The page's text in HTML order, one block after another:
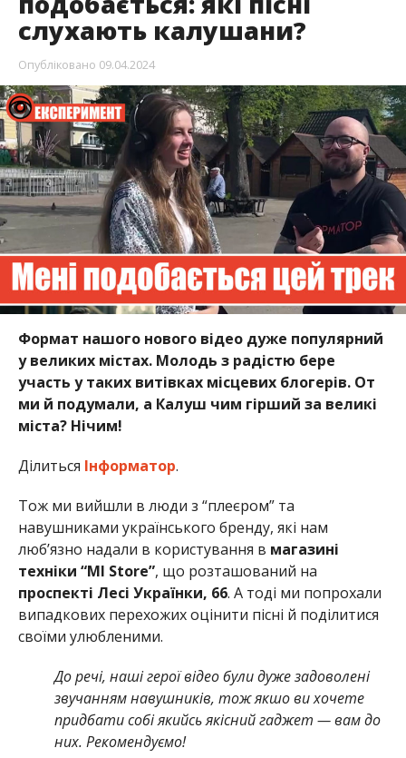
слухають калушани?
Опубліковано 09.04.2024
Формат нашого нового відео дуже популярний
у великих містах. Молодь з радістю бере
участь у таких витівках місцевих блогерів. От
ми й подумали, а Калуш чим гірший за великі
міста? Нічим!
Ділиться Інформатор.
Тож ми вийшли в люди з “плеєром” та
навушниками українського бренду, які нам
люб’язно надали в користування в магазині
техніки “MI Store”, що розташований на
проспекті Лесі Українки, 66. А тоді ми попрохали
випадкових перехожих оцінити пісні й поділитися
своїми улюбленими.
До речі, наші герої відео були дуже задоволені
звучанням навушників, тож якшо ви хочете
придбати собі якийсь якісний гаджет — вам до
них. Рекомендуємо!